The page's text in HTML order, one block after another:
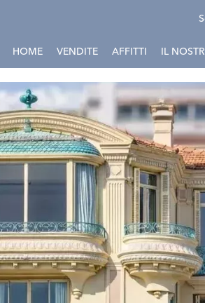
HOME VENDITE AFFITTI IL